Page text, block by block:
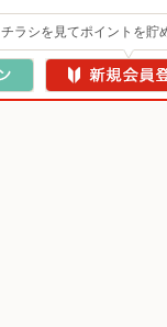
チラシを見てポイントを貯